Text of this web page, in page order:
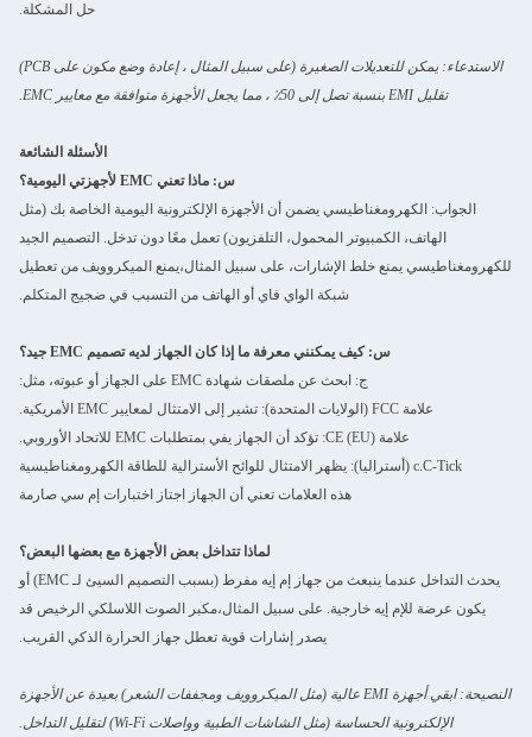
حل المشكلة.
الاستدعاء: يمكن للتعديلات الصغيرة (على سبيل المثال ، إعادة وضع مكون على PCB)
تقليل EMI بنسبة تصل إلى 50٪ ، مما يجعل الأجهزة متوافقة مع معايير EMC.
الأسئلة الشائعة
س: ماذا تعني EMC لأجهزتي اليومية؟
الجواب: الكهرومغناطيسي يضمن أن الأجهزة الإلكترونية اليومية الخاصة بك (مثل
الهاتف، الكمبيوتر المحمول، التلفزيون) تعمل معًا دون تدخل. التصميم الجيد
للكهرومغناطيسي يمنع خلط الإشارات، على سبيل المثال،يمنع الميكروويف من تعطيل
شبكة الواي فاي أو الهاتف من التسبب في ضجيج المتكلم.
س: كيف يمكنني معرفة ما إذا كان الجهاز لديه تصميم EMC جيد؟
ج: ابحث عن ملصقات شهادة EMC على الجهاز أو عبوته، مثل:
علامة FCC (الولايات المتحدة): تشير إلى الامتثال لمعايير EMC الأمريكية.
علامة CE (EU): تؤكد أن الجهاز يفي بمتطلبات EMC للاتحاد الأوروبي.
c.C-Tick (أستراليا): يظهر الامتثال للوائح الأسترالية للطاقة الكهرومغناطيسية
هذه العلامات تعني أن الجهاز اجتاز اختبارات إم سي صارمة
لماذا تتداخل بعض الأجهزة مع بعضها البعض؟
يحدث التداخل عندما ينبعث من جهاز إم إيه مفرط (بسبب التصميم السيئ لـ EMC) أو
يكون عرضة للإم إيه خارجية. على سبيل المثال،مكبر الصوت اللاسلكي الرخيص قد
يصدر إشارات قوية تعطل جهاز الحرارة الذكي القريب.
النصيحة: ابقي أجهزة EMI عالية (مثل الميكروويف ومجففات الشعر) بعيدة عن الأجهزة
الإلكترونية الحساسة (مثل الشاشات الطبية وواصلات Wi-Fi) لتقليل التداخل.